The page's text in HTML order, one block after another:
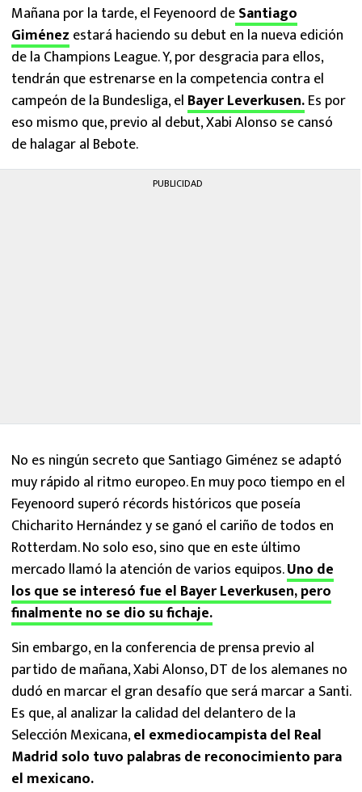
Mañana por la tarde, el Feyenoord deSantiago
Giménez estará haciendo su debut en la nueva edición
de la Champions League. Y, por desgracia para ellos,
tendrán que estrenarse en la competencia contra el
campeón de la Bundesliga, el Bayer Leverkusen.Es por
eso mismo que, previo al debut, Xabi Alonso se cansó
de halagar al Bebote.
PUBLICIDAD
No es ningún secreto que Santiago Giménez se adaptó
muy rápido al ritmo europeo. En muy poco tiempo en el
Feyenoord superó récords históricos que poseía
Chicharito Hernández y se ganó el cariño de todos en
Rotterdam. No solo eso, sino que en este último
mercado llamó la atención de varios equipos.Uno de
los que se interesó fue el Bayer Leverkusen, pero
finalmente no se dio su fichaje.
Sin embargo, en la conferencia de prensa previo al
partido de mañana, Xabi Alonso, DT de los alemanes no
dudó en marcar el gran desafío que será marcar a Santi.
Es que, al analizar la calidad del delantero de la
Selección Mexicana,el exmediocampista del Real
Madrid solo tuvo palabras de reconocimiento para
el mexicano.